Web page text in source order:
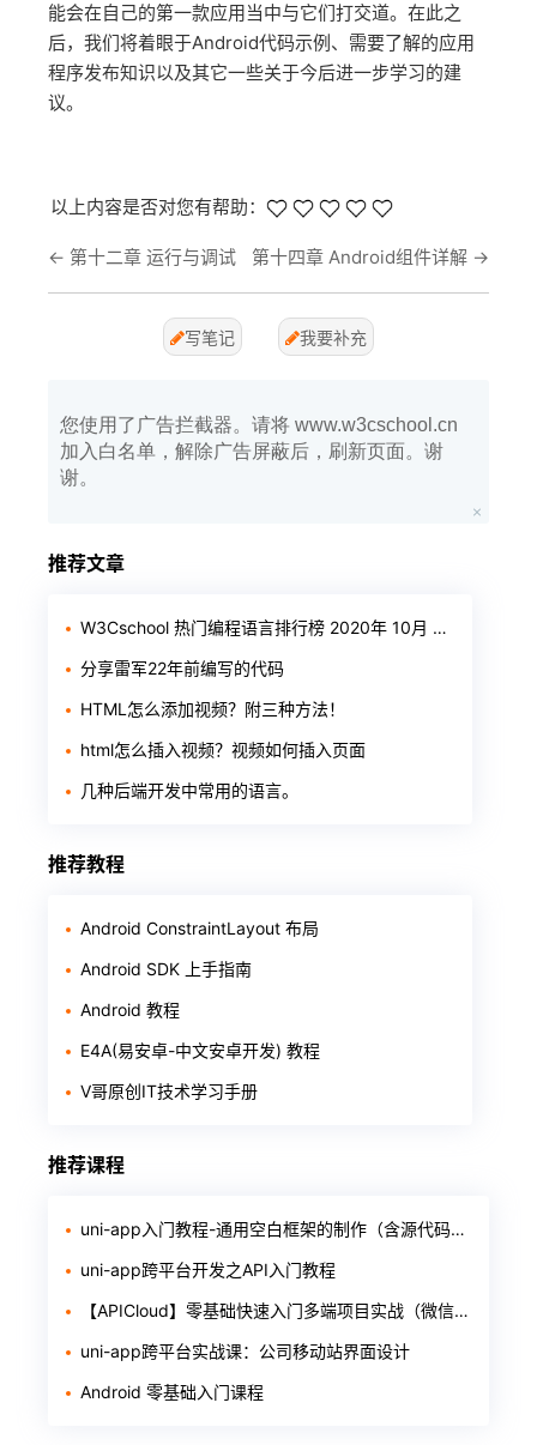
能会在自己的第一款应用当中与它们打交道。在此之
后，我们将着眼于Android代码示例、需要了解的应用
程序发布知识以及其它一些关于今后进一步学习的建
议。
以上内容是否对您有帮助：
← 第十二章 运行与调试 第十四章 Android组件详解 →
写笔记 我要补充
您使用了广告拦截器。请将 www.w3cschool.cn
加入白名单，解除广告屏蔽后，刷新页面。谢
谢。
推荐文章
W3Cschool 热门编程语言排行榜 2020年 10月 TOP10
分享雷军22年前编写的代码
HTML怎么添加视频？附三种方法！
html怎么插入视频？视频如何插入页面
几种后端开发中常用的语言。
推荐教程
Android ConstraintLayout 布局
Android SDK 上手指南
Android 教程
E4A(易安卓-中文安卓开发) 教程
V哥原创IT技术学习手册
推荐课程
uni-app入门教程-通用空白框架的制作（含源代码和软件）
uni-app跨平台开发之API入门教程
【APICloud】零基础快速入门多端项目实战（微信小程序+H5+安卓）
uni-app跨平台实战课：公司移动站界面设计
Android 零基础入门课程